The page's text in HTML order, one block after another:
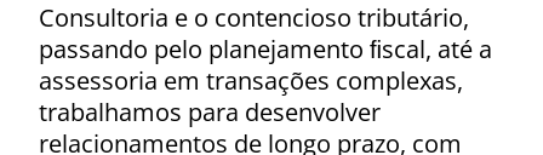
Consultoria e o contencioso tributário,
passando pelo planejamento ﬁscal, até a
assessoria em transações complexas,
trabalhamos para desenvolver
relacionamentos de longo prazo, com